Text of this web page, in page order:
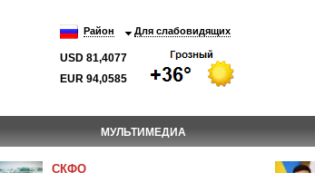
Район Для слабовидящих
USD 81,4077
EUR 94,0585
МУЛЬТИМЕДИА
СКФО